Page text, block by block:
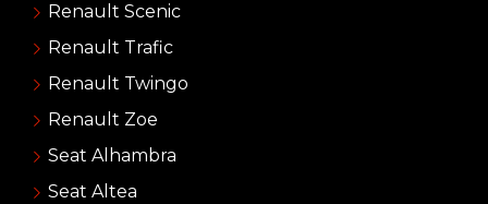
Renault Scenic
Renault Trafic
Renault Twingo
Renault Zoe
Seat Alhambra
Seat Altea